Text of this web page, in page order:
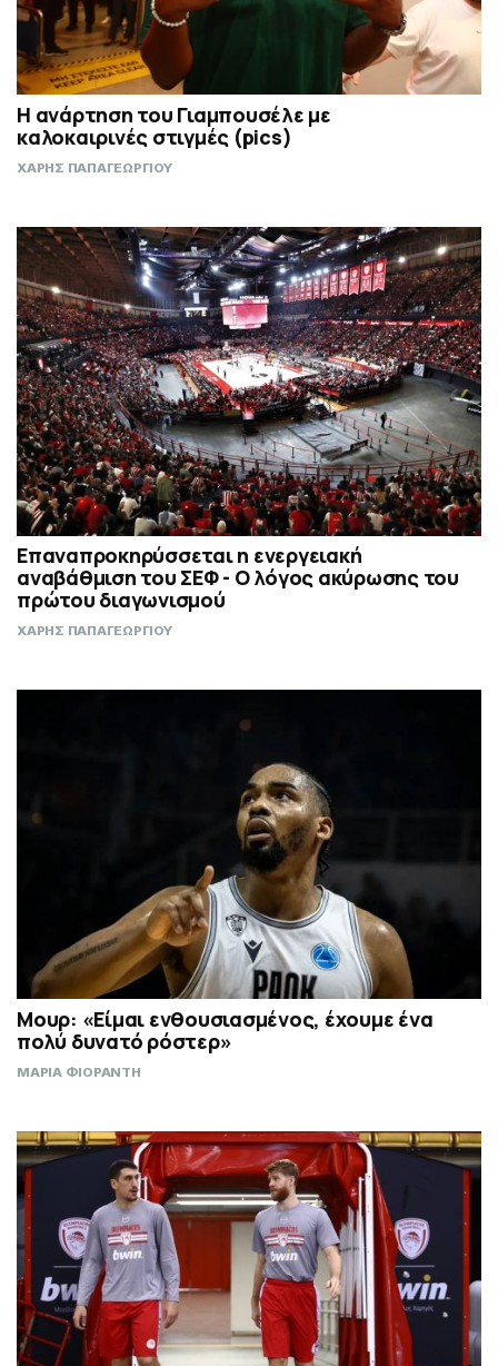
Η ανάρτηση του Γιαμπουσέλε με
καλοκαιρινές στιγμές (pics)
ΧΑΡΗΣ ΠΑΠΑΓΕΩΡΓΙΟΥ
Επαναπροκηρύσσεται η ενεργειακή
αναβάθμιση του ΣΕΦ - Ο λόγος ακύρωσης του
πρώτου διαγωνισμού
ΧΑΡΗΣ ΠΑΠΑΓΕΩΡΓΙΟΥ
Μουρ: «Είμαι ενθουσιασμένος, έχουμε ένα
πολύ δυνατό ρόστερ»
ΜΑΡΙΑ ΦΙΟΡΑΝΤΗ